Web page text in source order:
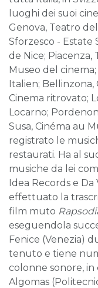
luoghi dei suoi
Genova, Teatro
Sforzesco - Estate
de Nice; Piacenza,
Museo del
Italien; Bellinzona,
Cinema ritrovato;
Locarno;
Susa, Cinéma au
registrato le
restaurati. Ha al
musiche da lei
Idea Records e Da
effettuato la
film muto
eseguendola
Fenice (Venezia)
tenuto e tiene
colonne sonore,
Algomas